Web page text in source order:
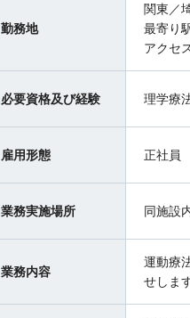
勤務地
関東／
最寄り
アクセ
必要資格及び経験 理学療
雇用形態 正社員
業務実施場所 同施設
業務内容
運動療
せしま